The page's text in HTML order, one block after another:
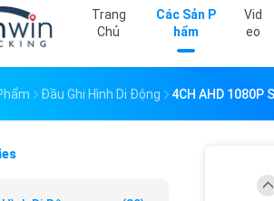
Trang
Chủ
Các Sản P
Hẩm
Vid
Eo
Đầu Ghi Hình Di Động 4CH AHD 1080P